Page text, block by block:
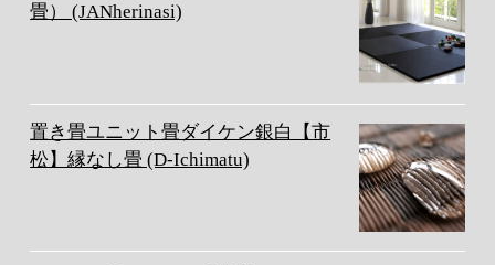
畳） (JANherinasi)
置き畳ユニット畳ダイケン銀白【市
松】縁なし畳 (D-Ichimatu)